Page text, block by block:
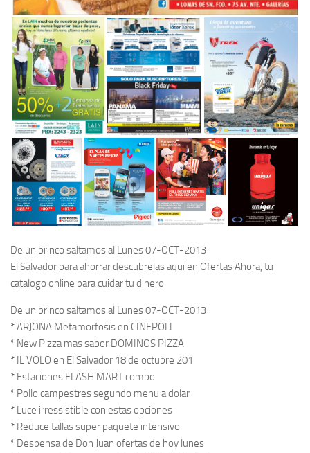
De un brinco saltamos al Lunes 07-OCT-2013
El Salvador para ahorrar descubrelas aqui en Ofertas Ahora, tu
catalogo online para cuidar tu dinero
De un brinco saltamos al Lunes 07-OCT-2013
* ARJONA Metamorfosis en CINEPOLI
* New Pizza mas sabor DOMINOS PIZZA
* IL VOLO en El Salvador 18 de octubre 201
* Estaciones FLASH MART combo
* Pollo campestres segundo menu a dolar
* Luce irressistible con estas opciones
* Reduce tallas super paquete intensivo
* Despensa de Don Juan ofertas de hoy lunes